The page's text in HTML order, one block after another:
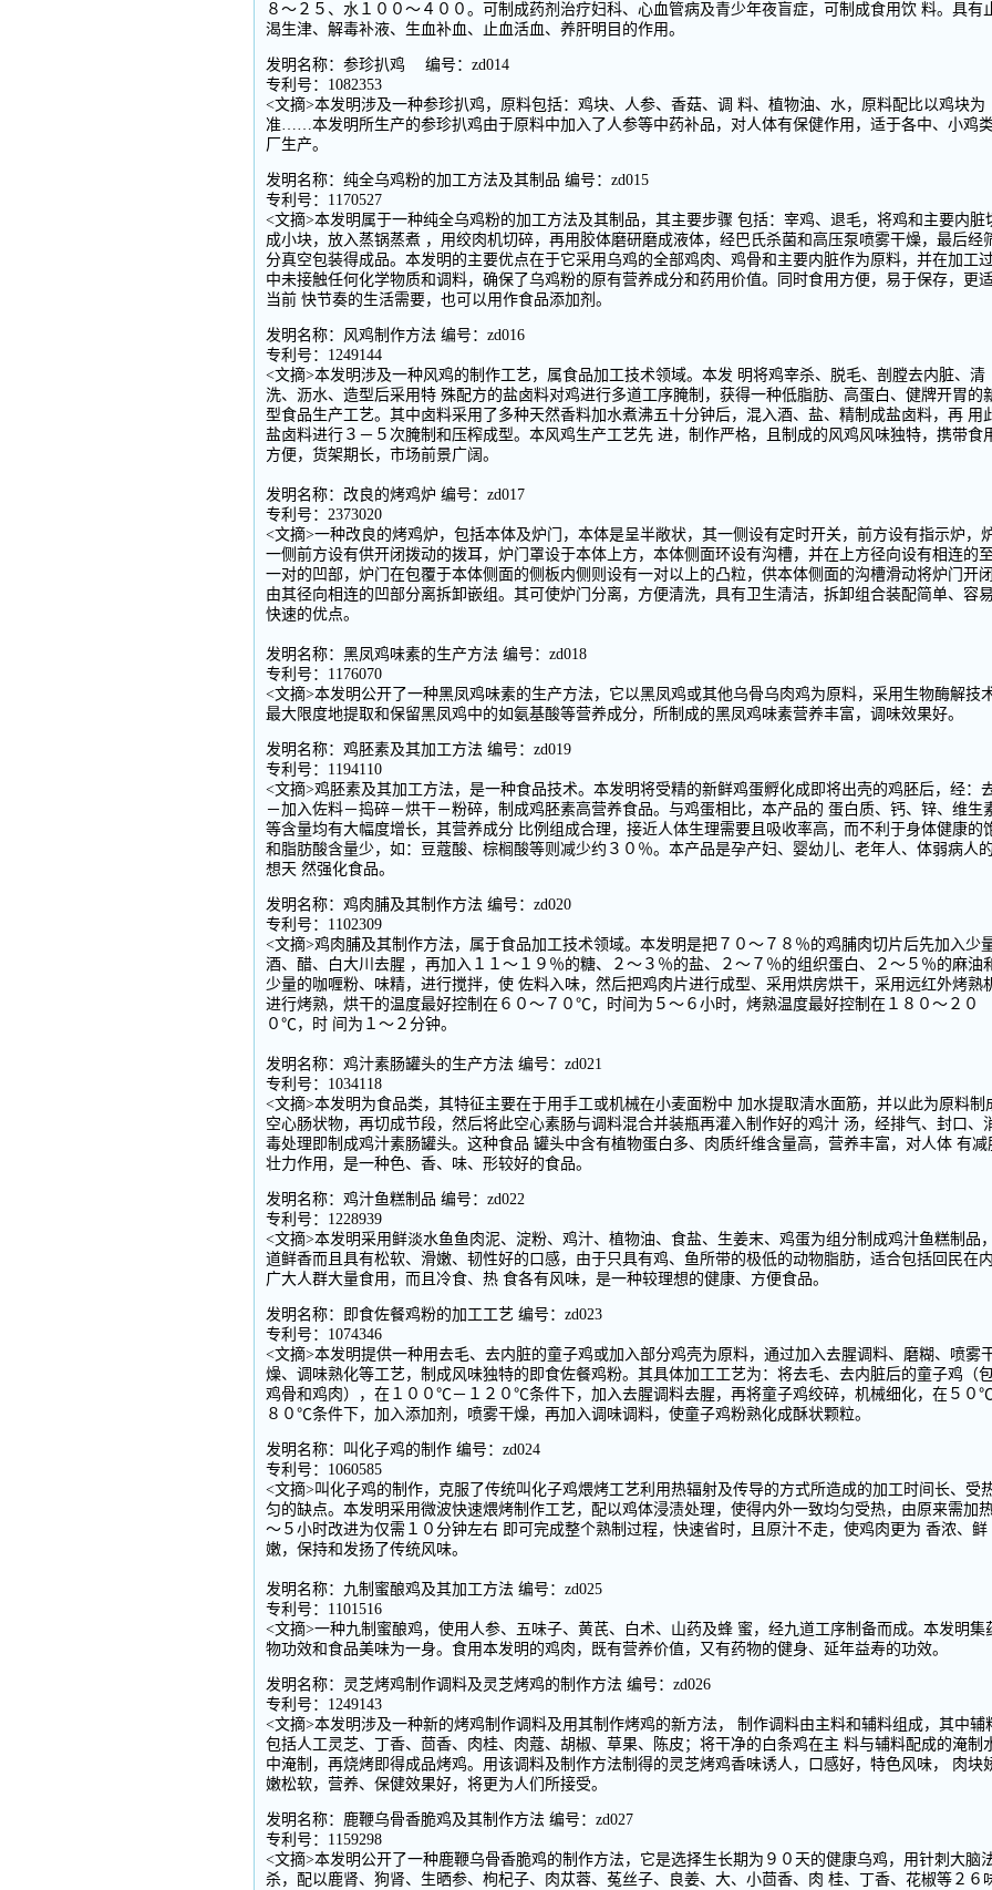
８～２５、水１００～４００。可制成药剂治疗妇科、心血管病及青少年夜盲症，可制成食用饮 料。具有
渴生津、解毒补液、生血补血、止血活血、养肝明目的作用。
发明名称：参珍扒鸡 编号：zd014
专利号：1082353
<文摘>本发明涉及一种参珍扒鸡，原料包括：鸡块、人参、香菇、调 料、植物油、水，原料配比以鸡块为
准……本发明所生产的参珍扒鸡由于原料中加入了人参等中药补品，对人体有保健作用，适于各中、小鸡
厂生产。
发明名称：纯全乌鸡粉的加工方法及其制品 编号：zd015
专利号：1170527
<文摘>本发明属于一种纯全乌鸡粉的加工方法及其制品，其主要步骤 包括：宰鸡、退毛，将鸡和主要内脏
成小块，放入蒸锅蒸煮 ，用绞肉机切碎，再用胶体磨研磨成液体，经巴氏杀菌和高压泵喷雾干燥，最后经
分真空包装得成品。本发明的主要优点在于它采用乌鸡的全部鸡肉、鸡骨和主要内脏作为原料，并在加工
中未接触任何化学物质和调料，确保了乌鸡粉的原有营养成分和药用价值。同时食用方便，易于保存，更
当前 快节奏的生活需要，也可以用作食品添加剂。
发明名称：风鸡制作方法 编号：zd016
专利号：1249144
<文摘>本发明涉及一种风鸡的制作工艺，属食品加工技术领域。本发 明将鸡宰杀、脱毛、剖膛去内脏、清
洗、沥水、造型后采用特 殊配方的盐卤料对鸡进行多道工序腌制，获得一种低脂肪、高蛋白、健牌开胃的
型食品生产工艺。其中卤料采用了多种天然香料加水煮沸五十分钟后，混入酒、盐、精制成盐卤料，再 用
盐卤料进行３－５次腌制和压榨成型。本风鸡生产工艺先 进，制作严格，且制成的风鸡风味独特，携带食
方便，货架期长，市场前景广阔。
发明名称：改良的烤鸡炉 编号：zd017
专利号：2373020
<文摘>一种改良的烤鸡炉，包括本体及炉门，本体是呈半敞状，其一侧设有定时开关，前方设有指示炉，炉
一侧前方设有供开闭拨动的拨耳，炉门罩设于本体上方，本体侧面环设有沟槽，并在上方径向设有相连的
一对的凹部，炉门在包覆于本体侧面的侧板内侧则设有一对以上的凸粒，供本体侧面的沟槽滑动将炉门开
由其径向相连的凹部分离拆卸嵌组。其可使炉门分离，方便清洗，具有卫生清洁，拆卸组合装配简单、容易
快速的优点。
发明名称：黑凤鸡味素的生产方法 编号：zd018
专利号：1176070
<文摘>本发明公开了一种黑凤鸡味素的生产方法，它以黑凤鸡或其他乌骨乌肉鸡为原料，采用生物酶解技术
最大限度地提取和保留黑凤鸡中的如氨基酸等营养成分，所制成的黑凤鸡味素营养丰富，调味效果好。
发明名称：鸡胚素及其加工方法 编号：zd019
专利号：1194110
<文摘>鸡胚素及其加工方法，是一种食品技术。本发明将受精的新鲜鸡蛋孵化成即将出壳的鸡胚后，经：
－加入佐料－捣碎－烘干－粉碎，制成鸡胚素高营养食品。与鸡蛋相比，本产品的 蛋白质、钙、锌、维生
等含量均有大幅度增长，其营养成分 比例组成合理，接近人体生理需要且吸收率高，而不利于身体健康的
和脂肪酸含量少，如：豆蔻酸、棕榈酸等则减少约３０％。本产品是孕产妇、婴幼儿、老年人、体弱病人
想天 然强化食品。
发明名称：鸡肉脯及其制作方法 编号：zd020
专利号：1102309
<文摘>鸡肉脯及其制作方法，属于食品加工技术领域。本发明是把７０～７８％的鸡脯肉切片后先加入少
酒、醋、白大川去腥 ，再加入１１～１９％的糖、２～３％的盐、２～７％的组织蛋白、２～５％的麻油
少量的咖喱粉、味精，进行搅拌，使 佐料入味，然后把鸡肉片进行成型、采用烘房烘干，采用远红外烤熟
进行烤熟，烘干的温度最好控制在６０～７０℃，时间为５～６小时，烤熟温度最好控制在１８０～２０
０℃，时 间为１～２分钟。
发明名称：鸡汁素肠罐头的生产方法 编号：zd021
专利号：1034118
<文摘>本发明为食品类，其特征主要在于用手工或机械在小麦面粉中 加水提取清水面筋，并以此为原料制
空心肠状物，再切成节段，然后将此空心素肠与调料混合并装瓶再灌入制作好的鸡汁 汤，经排气、封口、
毒处理即制成鸡汁素肠罐头。这种食品 罐头中含有植物蛋白多、肉质纤维含量高，营养丰富，对人体 有减
壮力作用，是一种色、香、味、形较好的食品。
发明名称：鸡汁鱼糕制品 编号：zd022
专利号：1228939
<文摘>本发明采用鲜淡水鱼鱼肉泥、淀粉、鸡汁、植物油、食盐、生姜末、鸡蛋为组分制成鸡汁鱼糕制品
道鲜香而且具有松软、滑嫩、韧性好的口感，由于只具有鸡、鱼所带的极低的动物脂肪，适合包括回民在
广大人群大量食用，而且冷食、热 食各有风味，是一种较理想的健康、方便食品。
发明名称：即食佐餐鸡粉的加工工艺 编号：zd023
专利号：1074346
<文摘>本发明提供一种用去毛、去内脏的童子鸡或加入部分鸡壳为原料，通过加入去腥调料、磨糊、喷雾
燥、调味熟化等工艺，制成风味独特的即食佐餐鸡粉。其具体加工工艺为：将去毛、去内脏后的童子鸡（
鸡骨和鸡肉），在１００℃－１２０℃条件下，加入去腥调料去腥，再将童子鸡绞碎，机械细化，在５０
８０℃条件下，加入添加剂，喷雾干燥，再加入调味调料，使童子鸡粉熟化成酥状颗粒。
发明名称：叫化子鸡的制作 编号：zd024
专利号：1060585
<文摘>叫化子鸡的制作，克服了传统叫化子鸡煨烤工艺利用热辐射及传导的方式所造成的加工时间长、受
匀的缺点。本发明采用微波快速煨烤制作工艺，配以鸡体浸渍处理，使得内外一致均匀受热，由原来需加
～５小时改进为仅需１０分钟左右 即可完成整个熟制过程，快速省时，且原汁不走，使鸡肉更为 香浓、鲜
嫩，保持和发扬了传统风味。
发明名称：九制蜜酿鸡及其加工方法 编号：zd025
专利号：1101516
<文摘>一种九制蜜酿鸡，使用人参、五味子、黄芪、白术、山药及蜂 蜜，经九道工序制备而成。本发明集
物功效和食品美味为一身。食用本发明的鸡肉，既有营养价值，又有药物的健身、延年益寿的功效。
发明名称：灵芝烤鸡制作调料及灵芝烤鸡的制作方法 编号：zd026
专利号：1249143
<文摘>本发明涉及一种新的烤鸡制作调料及用其制作烤鸡的新方法， 制作调料由主料和辅料组成，其中辅
包括人工灵芝、丁香、茴香、肉桂、肉蔻、胡椒、草果、陈皮；将干净的白条鸡在主 料与辅料配成的淹制
中淹制，再烧烤即得成品烤鸡。用该调料及制作方法制得的灵芝烤鸡香味诱人，口感好，特色风味， 肉块
嫩松软，营养、保健效果好，将更为人们所接受。
发明名称：鹿鞭乌骨香脆鸡及其制作方法 编号：zd027
专利号：1159298
<文摘>本发明公开了一种鹿鞭乌骨香脆鸡的制作方法，它是选择生长期为９０天的健康乌鸡，用针刺大脑
杀，配以鹿肾、狗肾、生晒参、枸杞子、肉苁蓉、菟丝子、良姜、大、小茴香、肉 桂、丁香、花椒等２６